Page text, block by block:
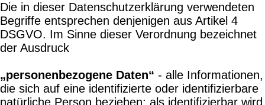
Die in dieser Datenschutzerklärung verwendeten
Begriffe entsprechen denjenigen aus Artikel 4
DSGVO. Im Sinne dieser Verordnung bezeichnet
der Ausdruck
„personenbezogene Daten“ - alle Informationen,
die sich auf eine identifizierte oder identifizierbare
natürliche Person beziehen; als identifizierbar wird